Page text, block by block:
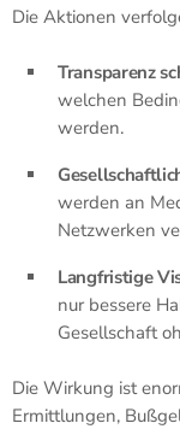
Die Aktionen
Transparenz
welchen
werden.
werden an
Netzwerken
Langfristige
nur bessere
Gesellschaft
Die Wirkung ist
Ermittlungen,